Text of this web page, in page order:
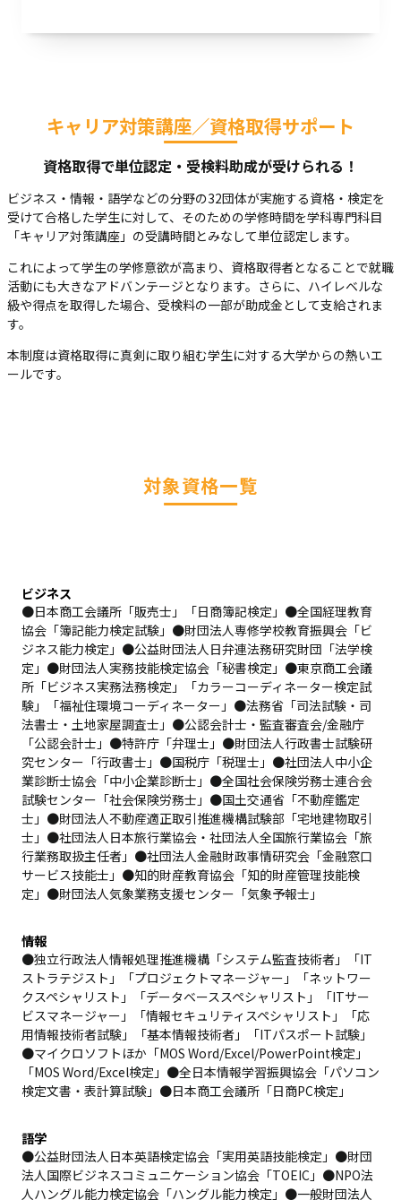
キャリア対策講座／資格取得サポート
資格取得で単位認定・受検料助成が受けられる！
ビジネス・情報・語学などの分野の32団体が実施する資格・検定を
受けて合格した学生に対して、そのための学修時間を学科専門科目
「キャリア対策講座」の受講時間とみなして単位認定します。
これによって学生の学修意欲が高まり、資格取得者となることで就職
活動にも大きなアドバンテージとなります。さらに、ハイレベルな
級や得点を取得した場合、受検料の一部が助成金として支給されま
す。
本制度は資格取得に真剣に取り組む学生に対する大学からの熱いエ
ールです。
対象資格一覧
ビジネス
●日本商工会議所「販売士」「日商簿記検定」●全国経理教育
協会「簿記能力検定試験」●財団法人専修学校教育振興会「ビ
ジネス能力検定」●公益財団法人日弁連法務研究財団「法学検
定」●財団法人実務技能検定協会「秘書検定」●東京商工会議
所「ビジネス実務法務検定」「カラーコーディネーター検定試
験」「福祉住環境コーディネーター」●法務省「司法試験・司
法書士・土地家屋調査士」●公認会計士・監査審査会/金融庁
「公認会計士」●特許庁「弁理士」●財団法人行政書士試験研
究センター「行政書士」●国税庁「税理士」●社団法人中小企
業診断士協会「中小企業診断士」●全国社会保険労務士連合会
試験センター「社会保険労務士」●国土交通省「不動産鑑定
士」●財団法人不動産適正取引推進機構試験部「宅地建物取引
士」●社団法人日本旅行業協会・社団法人全国旅行業協会「旅
行業務取扱主任者」●社団法人金融財政事情研究会「金融窓口
サービス技能士」●知的財産教育協会「知的財産管理技能検
定」●財団法人気象業務支援センター「気象予報士」
情報
●独立行政法人情報処理推進機構「システム監査技術者」「IT
ストラテジスト」「プロジェクトマネージャー」「ネットワー
クスペシャリスト」「データベーススペシャリスト」「ITサー
ビスマネージャー」「情報セキュリティスペシャリスト」「応
用情報技術者試験」「基本情報技術者」「ITパスポート試験」
●マイクロソフトほか「MOS Word/Excel/PowerPoint検定」
「MOS Word/Excel検定」●全日本情報学習振興協会「パソコン
検定文書・表計算試験」●日本商工会議所「日商PC検定」
語学
●公益財団法人日本英語検定協会「実用英語技能検定」●財団
法人国際ビジネスコミュニケーション協会「TOEIC」●NPO法
人ハングル能力検定協会「ハングル能力検定」●一般財団法人